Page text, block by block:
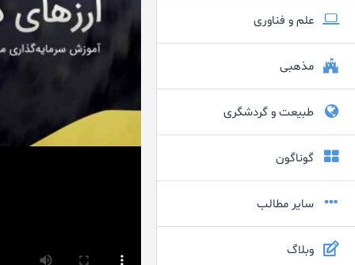
علم و فناوری
مذهبی
طبیعت و گردشگری
گوناگون
سایر مطالب
وبلاگ